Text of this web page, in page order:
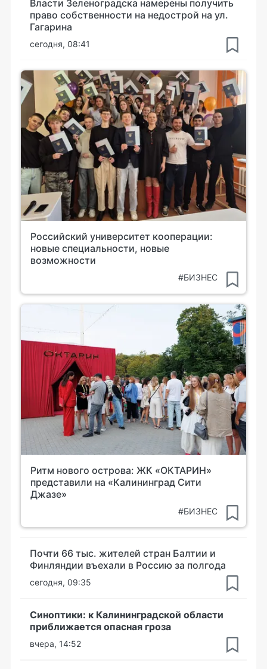
Власти Зеленоградска намерены получить
право собственности на недострой на ул.
Гагарина
сегодня, 08:41
Российский университет кооперации:
новые специальности, новые
возможности
#БИЗНЕС
Ритм нового острова: ЖК «ОКТАРИН»
представили на «Калининград Сити
Джазе»
#БИЗНЕС
Почти 66 тыс. жителей стран Балтии и
Финляндии въехали в Россию за полгода
сегодня, 09:35
Синоптики: к Калининградской области
приближается опасная гроза
вчера, 14:52